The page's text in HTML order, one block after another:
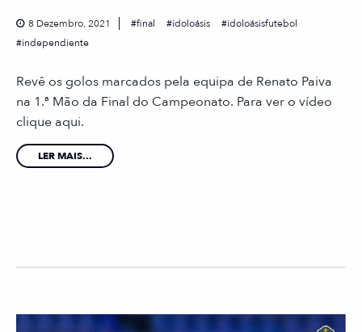
8 Dezembro, 2021 final idoloásis
idoloásisfutebol
independiente
Revê os golos marcados pela equipa de Renato Paiva
na 1.ª Mão da Final do Campeonato. Para ver o vídeo
clique aqui.
LER MAIS...